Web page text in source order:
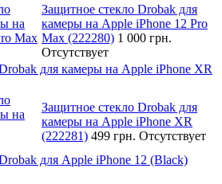
Защитное стекло Drobak для
камеры на Apple iPhone 12 Pro
Max (222280) 1 000 грн.
Отсутствует
для камеры на Apple iPhone XR
Защитное стекло Drobak для
камеры на Apple iPhone XR
(222281) 499 грн. Отсутствует
для Apple iPhone 12 (Black)